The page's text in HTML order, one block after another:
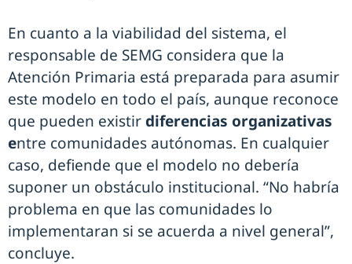
En cuanto a la viabilidad del sistema, el
responsable de SEMG considera que la
Atención Primaria está preparada para asumir
este modelo en todo el país, aunque reconoce
que pueden existir diferencias organizativas
entre comunidades autónomas. En cualquier
caso, defiende que el modelo no debería
suponer un obstáculo institucional. “No habría
problema en que las comunidades lo
implementaran si se acuerda a nivel general”,
concluye.